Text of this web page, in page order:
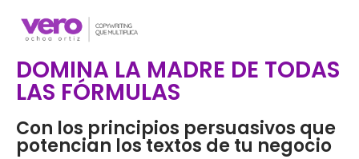
DOMINA LA MADRE DE TODAS
LAS FÓRMULAS​
Con los principios persuasivos que
potencian los textos de tu negocio